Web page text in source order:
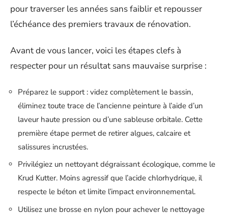
pour traverser les années sans faiblir et repousser
l’échéance des premiers travaux de rénovation.
Avant de vous lancer, voici les étapes clefs à
respecter pour un résultat sans mauvaise surprise :
Préparez le support : videz complètement le bassin,
éliminez toute trace de l’ancienne peinture à l’aide d’un
laveur haute pression ou d’une sableuse orbitale. Cette
première étape permet de retirer algues, calcaire et
salissures incrustées.
Privilégiez un nettoyant dégraissant écologique, comme le
Krud Kutter. Moins agressif que l’acide chlorhydrique, il
respecte le béton et limite l’impact environnemental.
Utilisez une brosse en nylon pour achever le nettoyage